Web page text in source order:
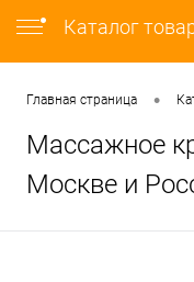
Каталог
Главная страница •
Массажное
Москве и